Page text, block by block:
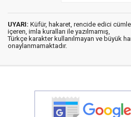
UYARI: Küfür, hakaret, rencide edici
içeren, imla kuralları ile yazılmamış,
Türkçe karakter kullanılmayan ve büyük
onaylanmamaktadır.